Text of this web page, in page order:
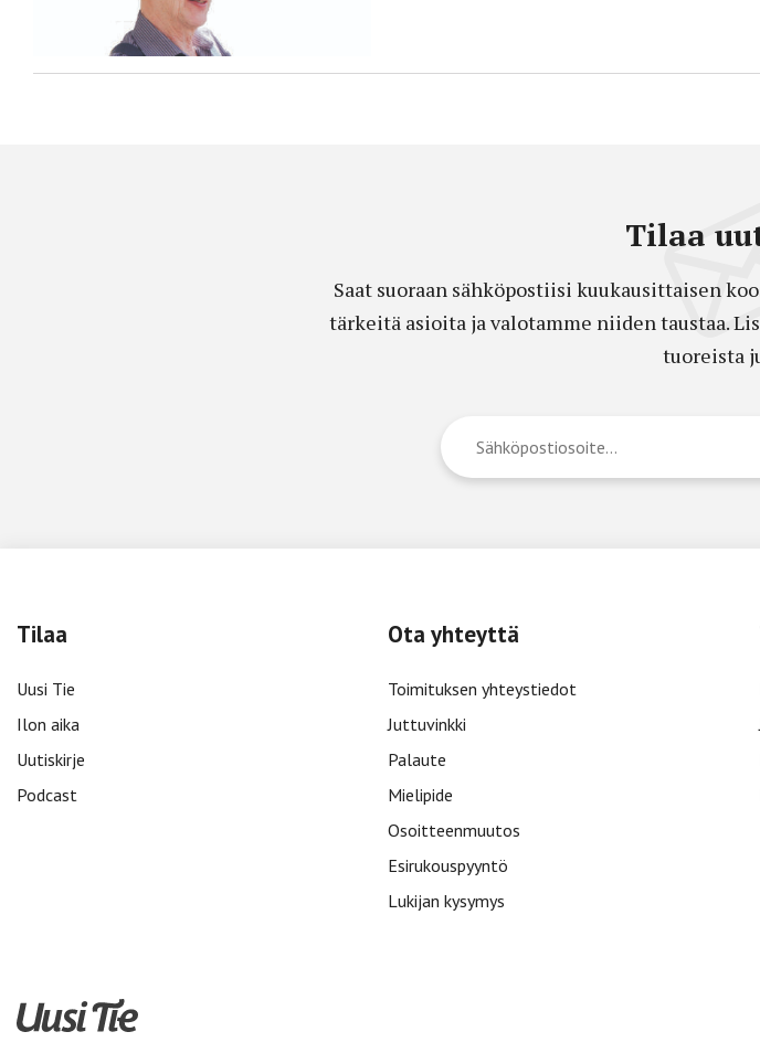
Tilaa
Saat suoraan sähköpostiisi kuukausittaisen
tärkeitä asioita ja valotamme niiden taustaa.
tuoreista
Tilaa
Uusi Tie
Ilon aika
Uutiskirje
Podcast
Ota yhteyttä
Toimituksen yhteystiedot
Juttuvinkki
Palaute
Mielipide
Osoitteenmuutos
Esirukouspyyntö
Lukijan kysymys